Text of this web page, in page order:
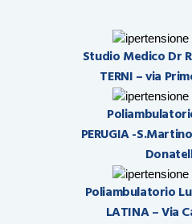
Studio Medico Dr
TERNI – via
PERUGIA -
Poliambulatorio
LATINA – Via